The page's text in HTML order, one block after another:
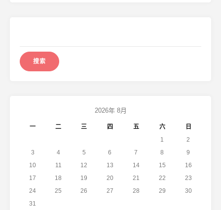
2026年 8月
一 二 三 四 五 六
日
1
2
3
4 5 6 7 8
9
10
11 12 13 14 15
16
17
18 19 20 21 22
23
24
25 26 27 28 29
30
31